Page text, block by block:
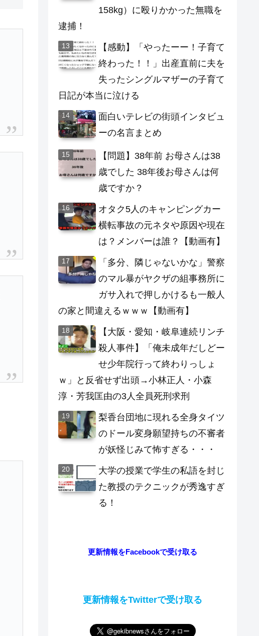
158kg）に殴りかかった無職を
逮捕！
【感動】「やったーー！子育て
終わった！！」出産直前に夫を
失ったシングルマザーの子育て
日記が本当に泣ける
面白いテレビの街頭インタビュ
ーの名言まとめ
【問題】38年前 お母さんは38
歳でした 38年後お母さんは何
歳ですか？
オタク5人のキャンピングカー
横転事故の元ネタや原因や現在
は？メンバーは誰？【動画有】
「多分、隣じゃないかな」警察
のマル暴がヤクザの組事務所に
ガサ入れで押しかけるも一般人
の家と間違えるｗｗｗ【動画有】
【大阪・愛知・岐阜連続リンチ
殺人事件】「俺未成年だしどー
せ少年院行って終わりっしょ
ｗ」と反省せず出頭→小林正人・小森
淳・芳我匡由の3人全員死刑求刑
梨香台団地に現れる全身タイツ
のドール変身願望持ちの不審者
が妖怪じみて怖すぎる・・・
大学の授業で学生の私語を封じ
た教授のテクニックが秀逸すぎ
る！
更新情報をFacebookで受け取る
更新情報をTwitterで受け取る